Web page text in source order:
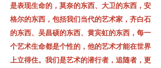
是表现生命的，莫奈的东西、大卫的东西，安
格尔的东西，包括我们当代的艺术家，齐白石
的东西、吴昌硕的东西、黄宾虹的东西，每一
个艺术生命都是个性的，他的艺术才能在世界
上立得住。 我们是艺术的潜行者，追随者，更